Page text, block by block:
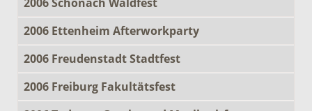
2006 Ettenheim Afterworkparty
2006 Freudenstadt Stadtfest
2006 Freiburg Fakultätsfest